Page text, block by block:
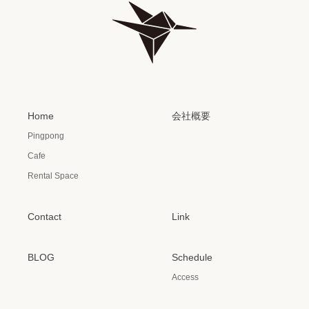
Home
Pingpong
Cafe
Rental Space
会社概要
Contact Link
BLOG Schedule
Access